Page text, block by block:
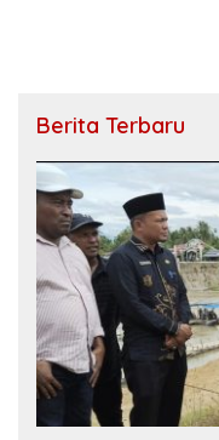
Berita Terbaru